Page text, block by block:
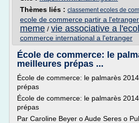
Thèmes liés : classement ecoles de
ecole de commerce partir a l'etranger
meme / vie associative a
commerce international a l'etranger
École de commerce: le
meilleures prépas ...
École de commerce: le palmarès
prépas
École de commerce: le palmarès
prépas
Par Caroline Beyer o Aude Seres o